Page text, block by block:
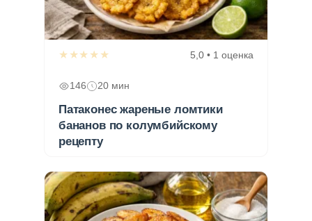
★★★★★ 5,0 • 1 оценка
146 20 мин
Патаконес жареные ломтики
бананов по колумбийскому
рецепту